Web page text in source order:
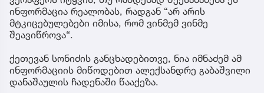
ინფორმაცია რეალობას, რადგან “არ არის
მტკიცებულებები იმისა, რომ ვინმემ ვინმე
შეავიწროვა“.
ქეთევან სონიძის განცხადებითვე, ნია იმნაძემ ამ
ინფორმაციის მიწოდებით ალექსანდრე გაბაშვილი
დანაშაულის ჩადენაში წააქეზა.